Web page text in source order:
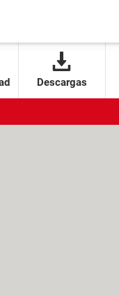
Descargas